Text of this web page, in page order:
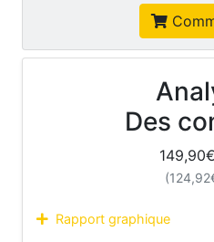
Des
149,90
(124,92
Rapport graphique